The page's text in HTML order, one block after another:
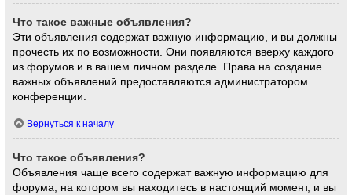
Что такое важные объявления?
Эти объявления содержат важную информацию, и вы должны
прочесть их по возможности. Они появляются вверху каждого
из форумов и в вашем личном разделе. Права на создание
важных объявлений предоставляются администратором
конференции.
Вернуться к началу
Что такое объявления?
Объявления чаще всего содержат важную информацию для
форума, на котором вы находитесь в настоящий момент, и вы